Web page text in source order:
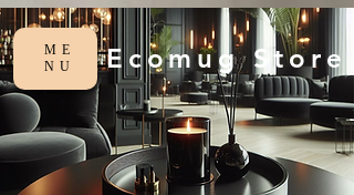
ME
NU
Ecomug Store